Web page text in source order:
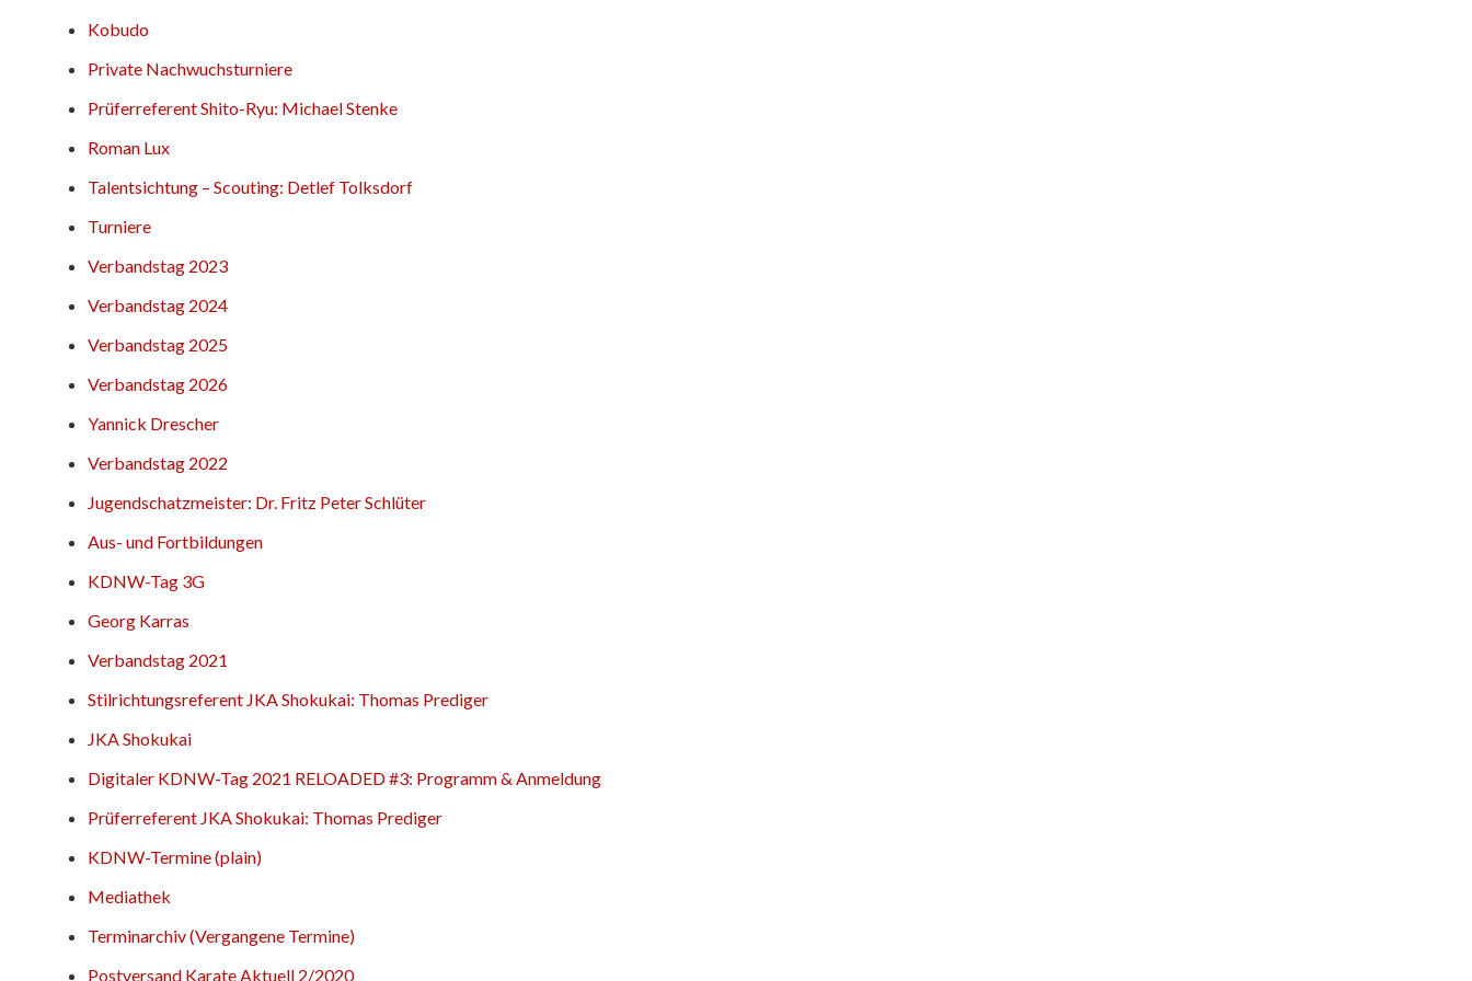
Kobudo
Private Nachwuchsturniere
Prüferreferent Shito-Ryu: Michael Stenke
Roman Lux
Talentsichtung – Scouting: Detlef Tolksdorf
Turniere
Verbandstag 2023
Verbandstag 2024
Verbandstag 2025
Verbandstag 2026
Yannick Drescher
Verbandstag 2022
Jugendschatzmeister: Dr. Fritz Peter Schlüter
Aus- und Fortbildungen
KDNW-Tag 3G
Georg Karras
Verbandstag 2021
Stilrichtungsreferent JKA Shokukai: Thomas Prediger
JKA Shokukai
Digitaler KDNW-Tag 2021 RELOADED #3: Programm & Anmeldung
Prüferreferent JKA Shokukai: Thomas Prediger
KDNW-Termine (plain)
Mediathek
Terminarchiv (Vergangene Termine)
Postversand Karate Aktuell 2/2020